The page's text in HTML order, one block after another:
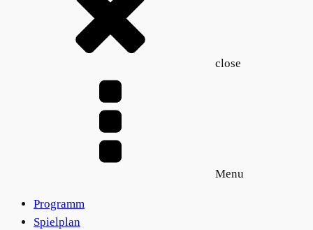
close
Menu
Programm
Spielplan